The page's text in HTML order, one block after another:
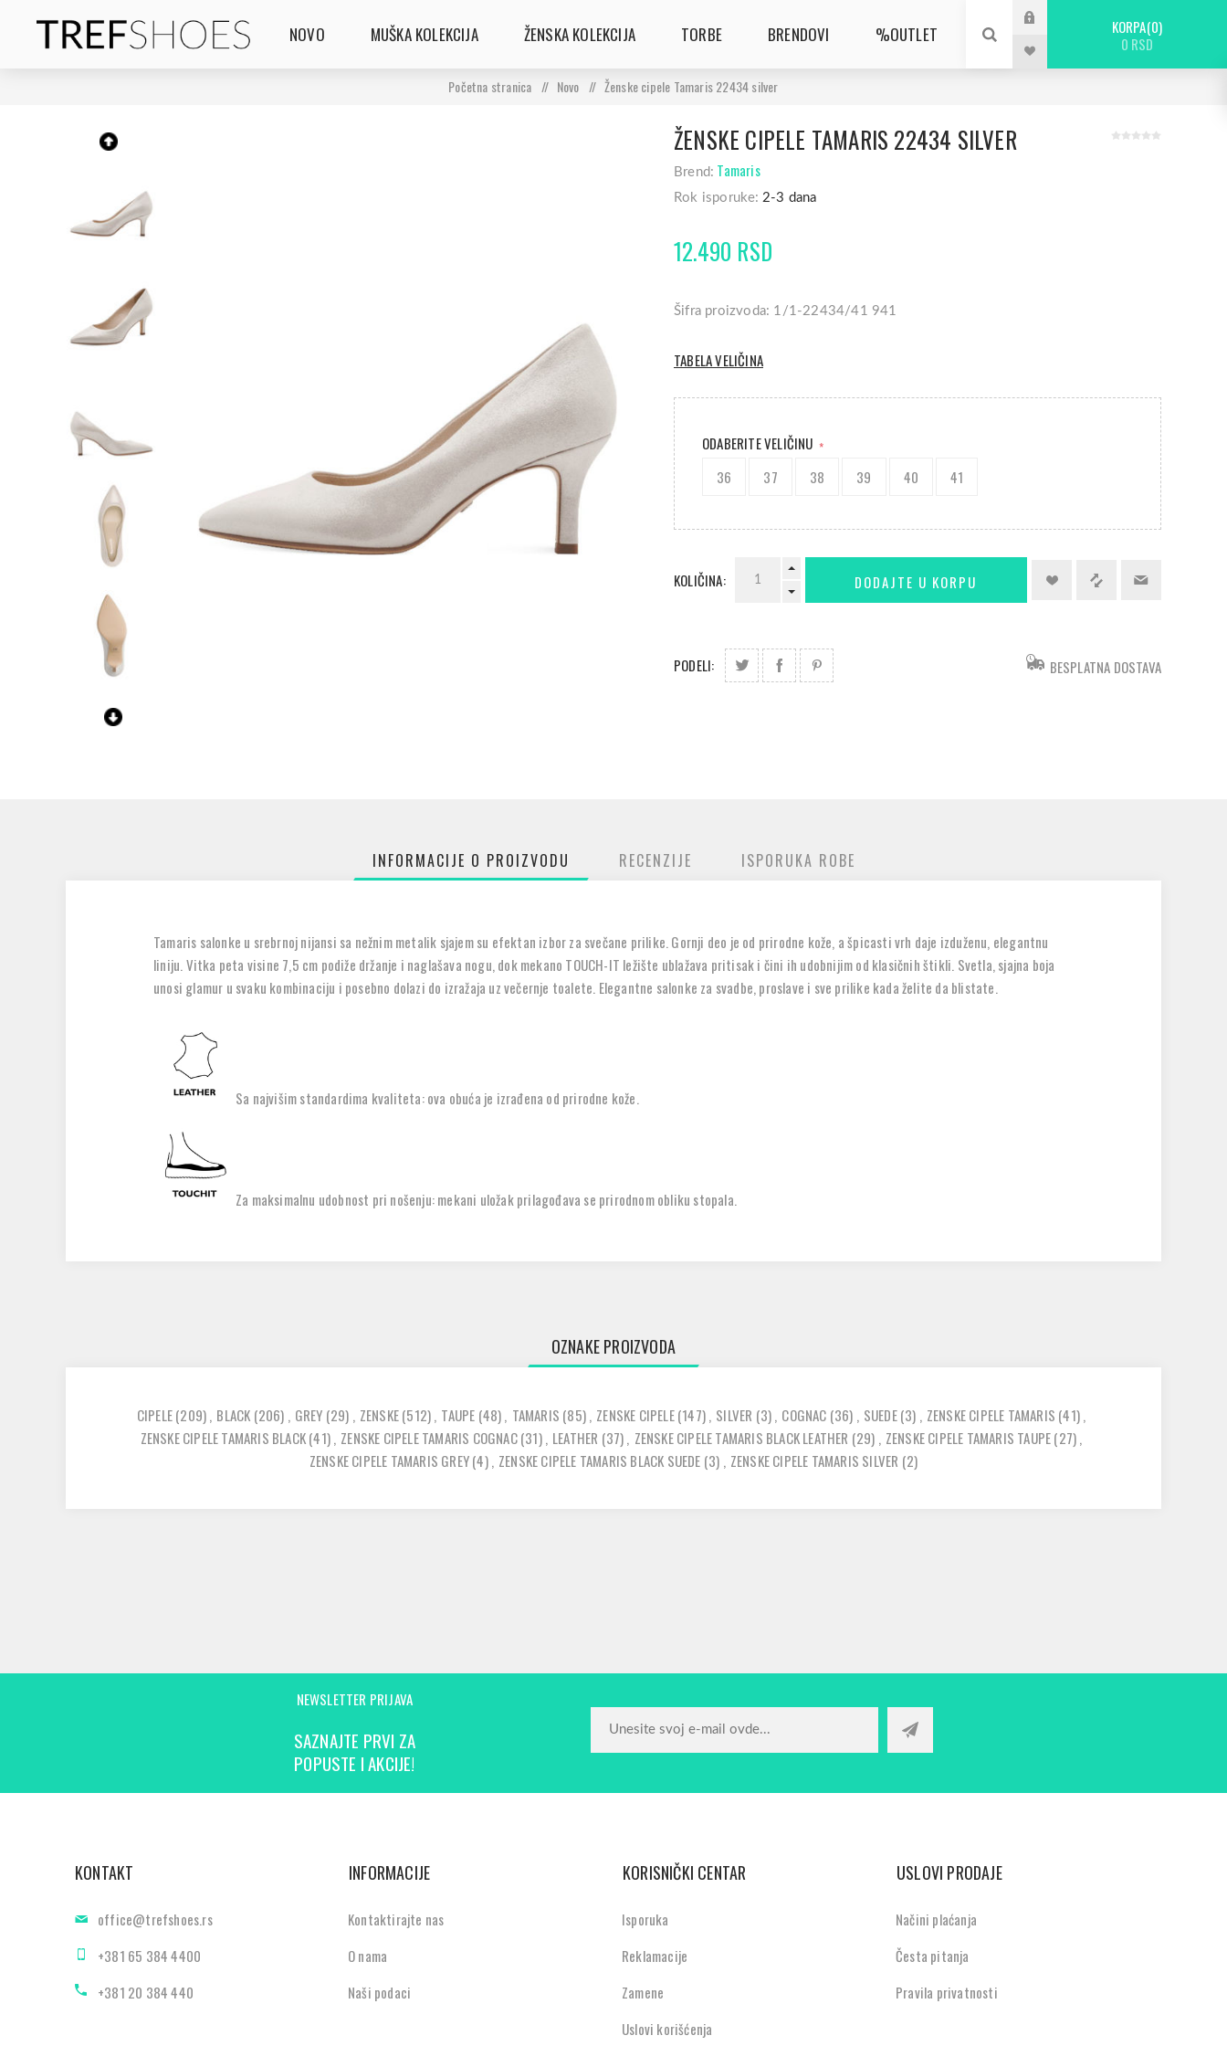
NOVO MUŠKA KOLEKCIJA ŽENSKA KOLEKCIJA TORBE BRENDOVI %OUTLET KORPA 0
0 RSD
Početna stranica / Novo / Ženske cipele Tamaris 22434 silver
ŽENSKE CIPELE TAMARIS 22434 SILVER
Brend: Tamaris
Rok isporuke: 2-3 dana
12.490 RSD
Šifra proizvoda: 1/1-22434/41 941
TABELA VELIČINA
ODABERITE VELIČINU *
36 37 38 39 40 41
KOLIČINA:
PODELI: BESPLATNA DOSTAVA
INFORMACIJE O PROIZVODU RECENZIJE ISPORUKA ROBE
Tamaris salonke u srebrnoj nijansi sa nežnim metalik sjajem su efektan izbor za svečane prilike. Gornji deo je od prirodne kože, a špicasti vrh daje izduženu, elegantnu
liniju. Vitka peta visine 7,5 cm podiže držanje i naglašava nogu, dok mekano TOUCH-IT ležište ublažava pritisak i čini ih udobnijim od klasičnih štikli. Svetla, sjajna boja
unosi glamur u svaku kombinaciju i posebno dolazi do izražaja uz večernje toalete. Elegantne salonke za svadbe, proslave i sve prilike kada želite da blistate.
Sa najvišim standardima kvaliteta: ova obuća je izrađena od prirodne kože.
Za maksimalnu udobnost pri nošenju: mekani uložak prilagođava se prirodnom obliku stopala.
OZNAKE PROIZVODA
CIPELE(209), BLACK (206) , GREY (29) , ZENSKE(512), TAUPE (48), TAMARIS (85), ZENSKE CIPELE(147), SILVER (3), COGNAC (36) , SUEDE(3) , ZENSKE CIPELE TAMARIS (41),
ZENSKE CIPELE TAMARIS BLACK(41), ZENSKE CIPELE TAMARIS COGNAC(31), LEATHER (37), ZENSKE CIPELE TAMARIS BLACK LEATHER (29) , ZENSKE CIPELE TAMARIS TAUPE(27),
ZENSKE CIPELE TAMARIS GREY(4), ZENSKE CIPELE TAMARIS BLACK SUEDE (3) , ZENSKE CIPELE TAMARIS SILVER (2)
NEWSLETTER PRIJAVA
SAZNAJTE PRVI ZA
POPUSTE I AKCIJE!
KONTAKT
office@trefshoes.rs
+381 65 384 4400
+381 20 384 440
INFORMACIJE
Kontaktirajte nas
O nama
Naši podaci
KORISNIČKI CENTAR
Isporuka
Reklamacije
Zamene
Uslovi korišćenja
USLOVI PRODAJE
Načini plaćanja
Česta pitanja
Pravila privatnosti